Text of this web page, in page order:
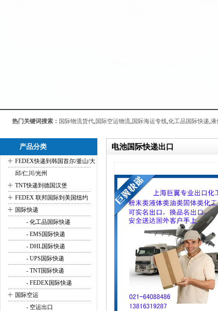
热门关键词搜索： 国际物流货代,国际空运物流,国际海运专线,化工品国际快递,液
产品分类
+ FEDEX快递到韩国首尔/釜山/大
邱/仁川/光州
+ TNT快递到德国汉堡
+ FEDEX 联邦国际到美国纽约
+ 国际快递
- 化工品国际快递
- EMS国际快递
- DHL国际快递
- UPS国际快递
- TNT国际快递
- FEDEX国际快递
+ 国际空运
- 空运出口
电池国际快递出口